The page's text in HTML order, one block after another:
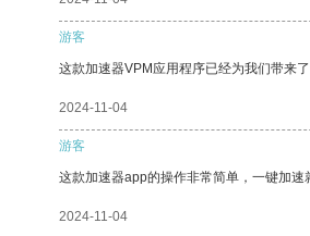
游客
这款加速器VPM应用程序已经为我们带来
2024-11-04
游客
这款加速器app的操作非常简单，一键加速
2024-11-04